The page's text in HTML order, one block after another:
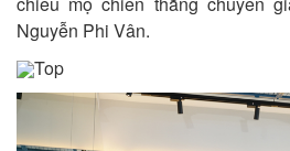
Nguyễn Phi Vân.
Top